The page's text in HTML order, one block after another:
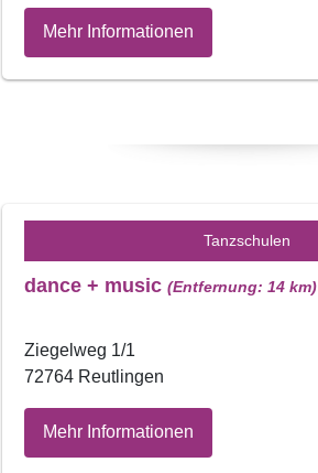
Mehr Informationen
Tanzschulen
dance + music (Entfernung: 14 km)
Ziegelweg 1/1
72764 Reutlingen
Mehr Informationen